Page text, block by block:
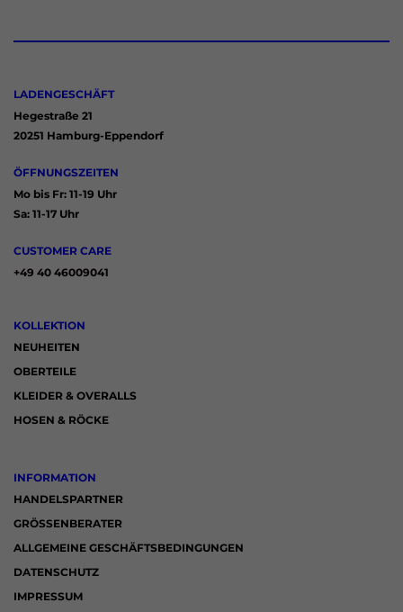
LADENGESCHÄFT
Hegestraße 21
20251 Hamburg-Eppendorf
ÖFFNUNGSZEITEN
Mo bis Fr: 11-19 Uhr
Sa: 11-17 Uhr
CUSTOMER CARE
+49 40 46009041
KOLLEKTION
NEUHEITEN
OBERTEILE
KLEIDER & OVERALLS
HOSEN & RÖCKE
INFORMATION
HANDELSPARTNER
GRÖSSENBERATER
ALLGEMEINE GESCHÄFTSBEDINGUNGEN
DATENSCHUTZ
IMPRESSUM